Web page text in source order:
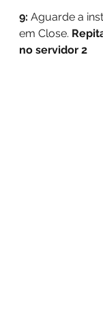
9: Aguarde a
em Close.
no servidor 2